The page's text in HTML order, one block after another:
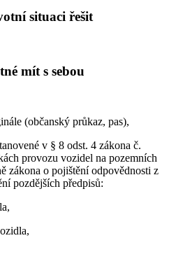
situaci řešit
mít s sebou
(občanský průkaz, pas),
v § 8 odst. 4 zákona č.
provozu vozidel na pozemních
zákona o pojištění odpovědnosti z
pozdějších předpisů: